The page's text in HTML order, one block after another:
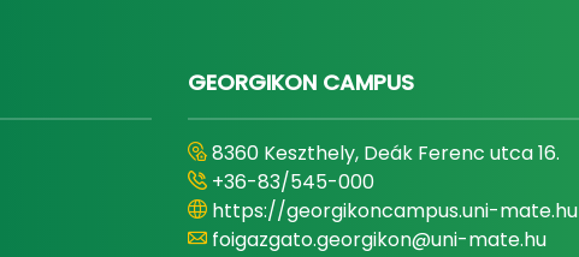
GEORGIKON CAMPUS
8360 Keszthely, Deák Ferenc utca 16.
+36-83/545-000
https://georgikoncampus.uni-mate.hu
foigazgato.georgikon@uni-mate.hu